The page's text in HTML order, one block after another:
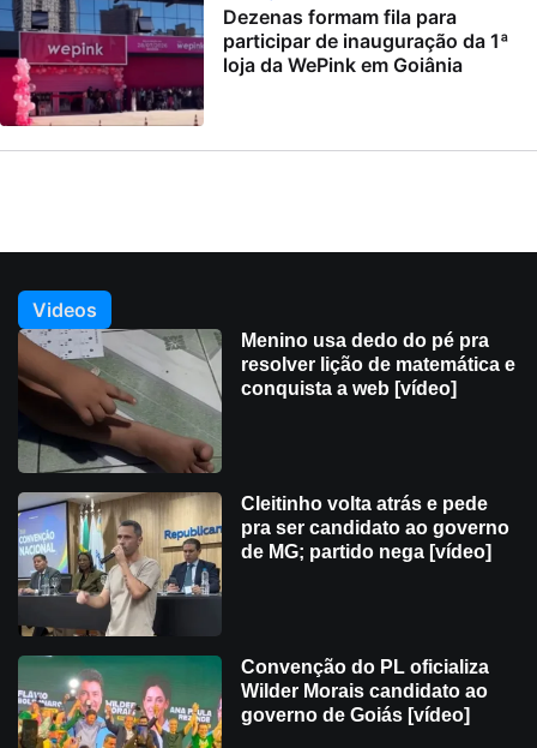
Dezenas formam fila para
participar de inauguração da 1ª
loja da WePink em Goiânia
Videos
Menino usa dedo do pé pra
resolver lição de matemática e
conquista a web [vídeo]
Cleitinho volta atrás e pede
pra ser candidato ao governo
de MG; partido nega [vídeo]
Convenção do PL oficializa
Wilder Morais candidato ao
governo de Goiás [vídeo]